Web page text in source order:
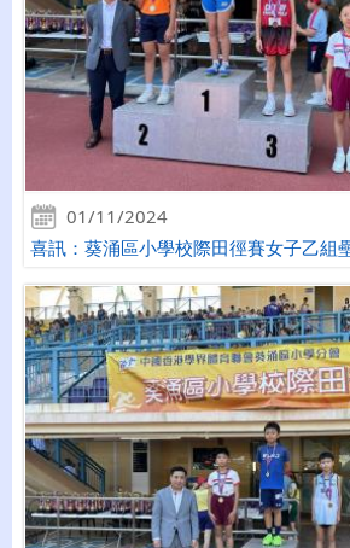
01/11/2024
喜訊：葵涌區小學校際田徑賽女子乙組